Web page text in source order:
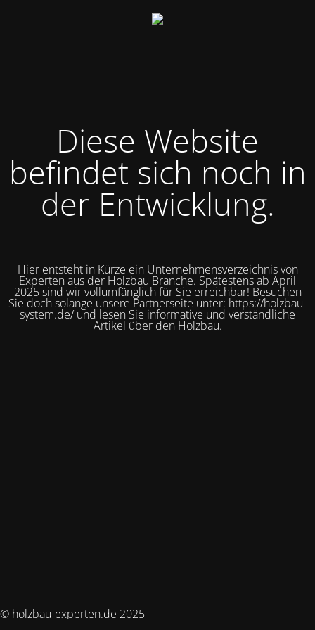
Diese Website
befindet sich noch in
der Entwicklung.
Hier entsteht in Kürze ein Unternehmensverzeichnis von
Experten aus der Holzbau Branche. Spätestens ab April
2025 sind wir vollumfänglich für Sie erreichbar! Besuchen
Sie doch solange unsere Partnerseite unter: https://holzbau-
system.de/ und lesen Sie informative und verständliche
Artikel über den Holzbau.
© holzbau-experten.de 2025